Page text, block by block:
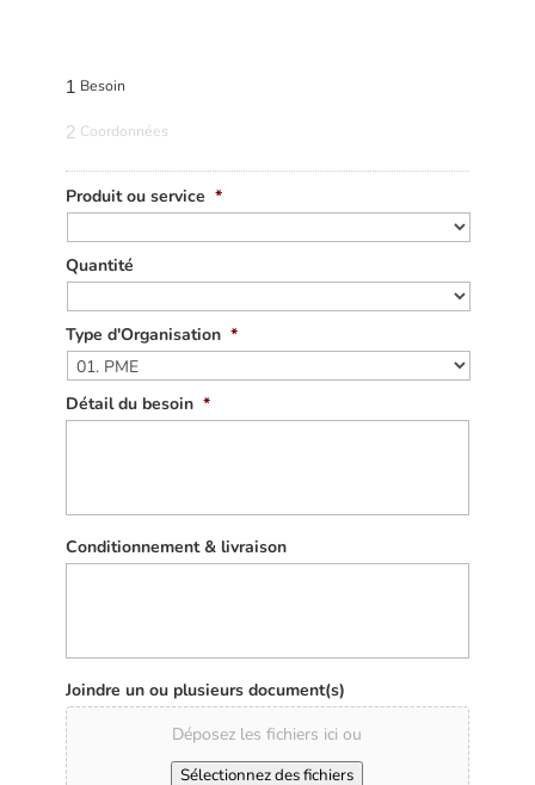
1 Besoin
2 Coordonnées
Produit ou service *
Quantité
Type d'Organisation *
Détail du besoin *
Conditionnement & livraison
Joindre un ou plusieurs document(s)
Déposez les fichiers ici ou
Sélectionnez des fichiers